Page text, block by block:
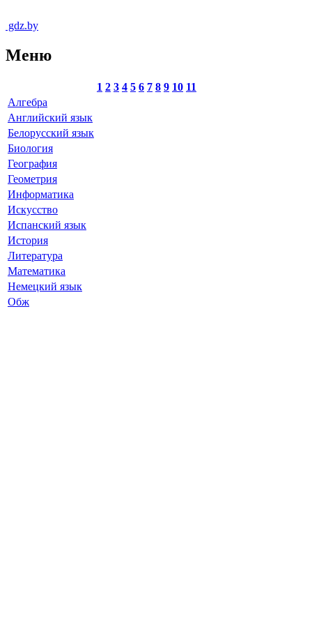
gdz.by
Меню
1 2 3 4 5 6 7 8 9 10 11
Алгебра
Английский язык
Белорусский язык
Биология
География
Геометрия
Информатика
Искусство
Испанский язык
История
Литература
Математика
Немецкий язык
Обж